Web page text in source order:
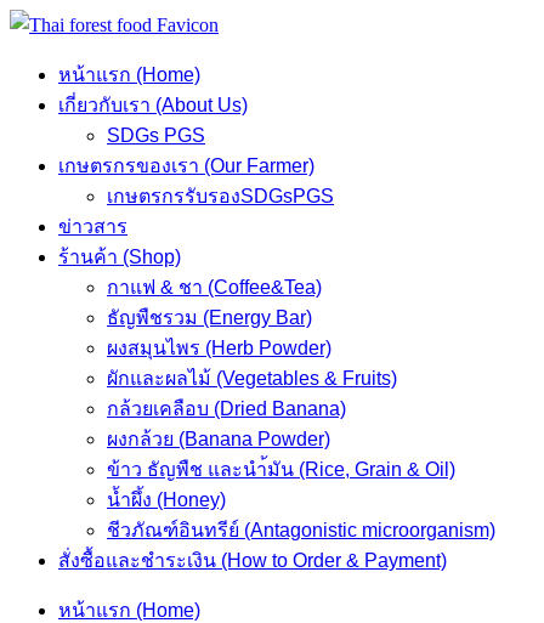
Skip
contentหน้าแรก (Home)
เกี่ยวกับเรา (About Us)
SDGs PGS
เกษตรกรของเรา (Our Farmer)
เกษตรกรรับรองSDGsPGS
ข่าวสาร
ร้านค้า (Shop)
กาแฟ & ชา (Coffee&Tea)
ธัญพืชรวม (Energy Bar)
ผงสมุนไพร (Herb Powder)
ผักและผลไม้ (Vegetables & Fruits)
กล้วยเคลือบ (Dried Banana)
ผงกล้วย (Banana Powder)
ข้าว ธัญพืช และนำ้มัน (Rice, Grain & Oil)
น้ำผึ้ง (Honey)
ชีวภัณฑ์อินทรีย์ (Antagonistic microorganism)
สั่งซื้อและชำระเงิน (How to Order & Payment)
หน้าแรก (Home)